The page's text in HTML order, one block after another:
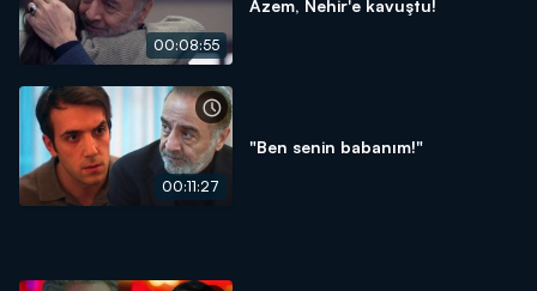
00:08:55
Azem, Nehir'e kavuştu!
00:11:27
"Ben senin babanım!"